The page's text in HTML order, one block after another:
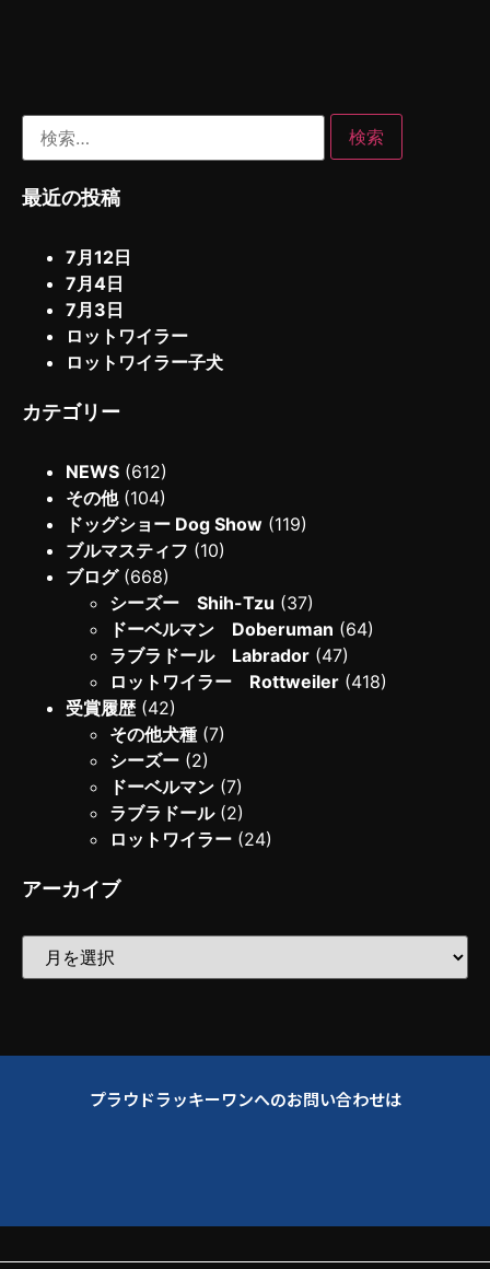
最近の投稿
7月12日
7月4日
7月3日
ロットワイラー
ロットワイラー子犬
カテゴリー
NEWS (612)
その他(104)
ドッグショー Dog Show (119)
ブルマスティフ (10)
ブログ(668)
シーズー Shih-Tzu (37)
ドーベルマン Doberuman (64)
ラブラドール Labrador (47)
ロットワイラー Rottweiler (418)
受賞履歴(42)
その他犬種 (7)
シーズー (2)
ドーベルマン (7)
ラブラドール(2)
ロットワイラー (24)
アーカイブ
プラウドラッキーワンへのお問い合わせは